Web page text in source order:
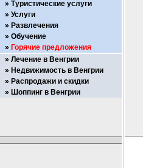
Туристические услуги
Услуги
Развлечения
Обучение
Горячие предложения
Лечение в Венгрии
Недвижимость в Венгрии
Распродажи и скидки
Шоппинг в Венгрии